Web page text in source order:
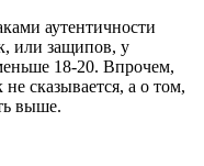
аутентичности
или защипов, у
18-20. Впрочем,
сказывается, а о том,
выше.